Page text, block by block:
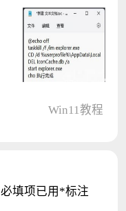
Win11教程
必填项已用 *标注